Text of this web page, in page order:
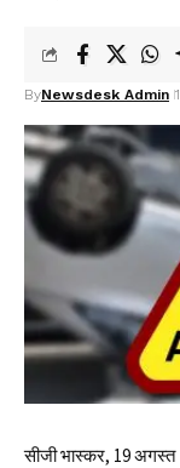
ByNewsdesk Admin
सीजी भास्कर, 19